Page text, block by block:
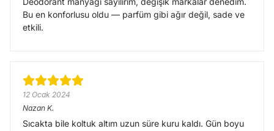
Bu en konforlusu oldu — parfüm gibi ağır değil, sade ve
etkili.
12 Ocak 2024
Nazan K.
Sıcakta bile koltuk altım uzun süre kuru kaldı. Gün boyu